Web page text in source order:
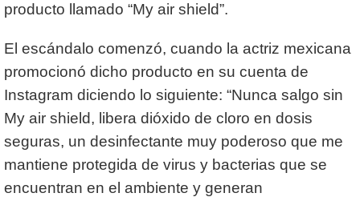
producto llamado “My air shield”.
El escándalo comenzó, cuando la actriz mexicana
promocionó dicho producto en su cuenta de
Instagram diciendo lo siguiente: “Nunca salgo sin
My air shield, libera dióxido de cloro en dosis
seguras, un desinfectante muy poderoso que me
mantiene protegida de virus y bacterias que se
encuentran en el ambiente y generan